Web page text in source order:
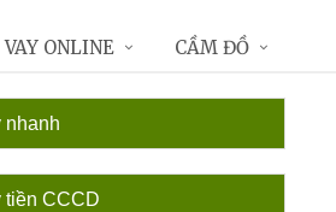
CCCD
VAY ONLINE CẦM ĐỒ